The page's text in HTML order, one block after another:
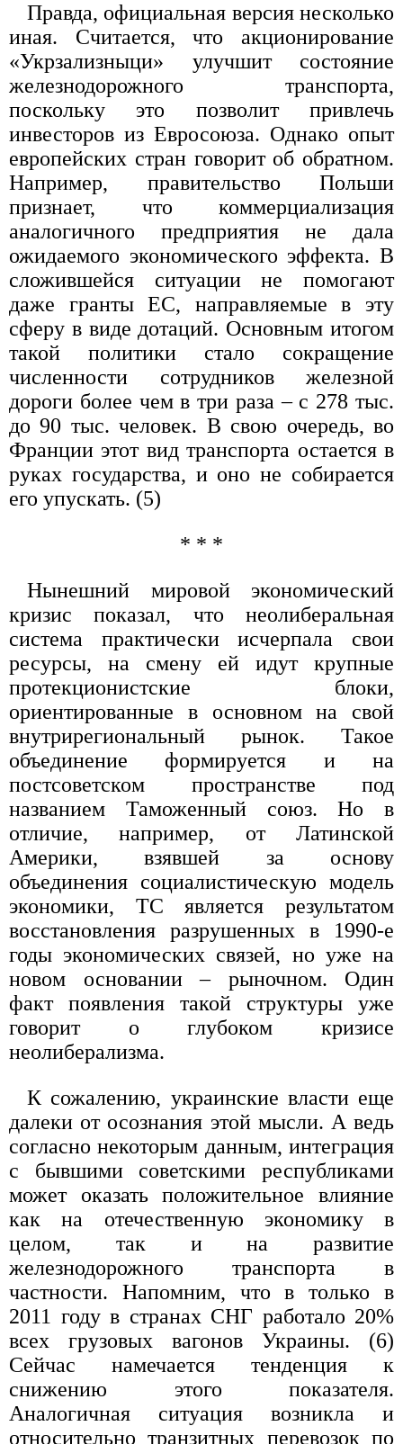
Правда, официальная версия несколько
иная. Считается, что акционирование
«Укрзализныци» улучшит состояние
железнодорожного транспорта,
поскольку это позволит привлечь
инвесторов из Евросоюза. Однако опыт
европейских стран говорит об обратном.
Например, правительство Польши
признает, что коммерциализация
аналогичного предприятия не дала
ожидаемого экономического эффекта. В
сложившейся ситуации не помогают
даже гранты ЕС, направляемые в эту
сферу в виде дотаций. Основным итогом
такой политики стало сокращение
численности сотрудников железной
дороги более чем в три раза – с 278 тыс.
до 90 тыс. человек. В свою очередь, во
Франции этот вид транспорта остается в
руках государства, и оно не собирается
его упускать. (5)
* * *
Нынешний мировой экономический
кризис показал, что неолиберальная
система практически исчерпала свои
ресурсы, на смену ей идут крупные
протекционистские блоки,
ориентированные в основном на свой
внутрирегиональный рынок. Такое
объединение формируется и на
постсоветском пространстве под
названием Таможенный союз. Но в
отличие, например, от Латинской
Америки, взявшей за основу
объединения социалистическую модель
экономики, ТС является результатом
восстановления разрушенных в 1990-е
годы экономических связей, но уже на
новом основании – рыночном. Один
факт появления такой структуры уже
говорит о глубоком кризисе
неолиберализма.
К сожалению, украинские власти еще
далеки от осознания этой мысли. А ведь
согласно некоторым данным, интеграция
с бывшими советскими республиками
может оказать положительное влияние
как на отечественную экономику в
целом, так и на развитие
железнодорожного транспорта в
частности. Напомним, что в только в
2011 году в странах СНГ работало 20%
всех грузовых вагонов Украины. (6)
Сейчас намечается тенденция к
снижению этого показателя.
Аналогичная ситуация возникла и
относительно транзитных перевозок по